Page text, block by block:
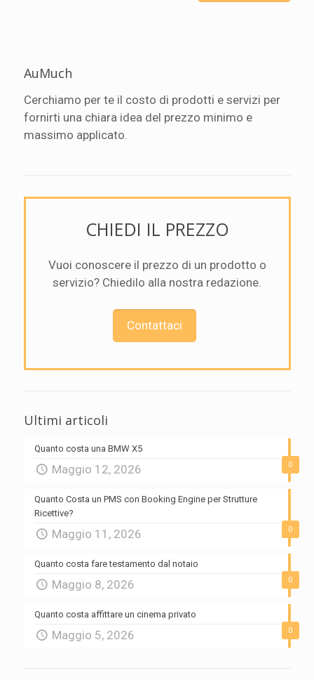
AuMuch
Cerchiamo per te il costo di prodotti e servizi per
fornirti una chiara idea del prezzo minimo e
massimo applicato.
CHIEDI IL PREZZO
Vuoi conoscere il prezzo di un prodotto o
servizio? Chiedilo alla nostra redazione.
Contattaci
Ultimi articoli
0
Quanto costa una BMW X5
Maggio 12, 2026
0
Quanto Costa un PMS con Booking Engine per Strutture
Ricettive?
Maggio 11, 2026
0
Quanto costa fare testamento dal notaio
Maggio 8, 2026
0
Quanto costa affittare un cinema privato
Maggio 5, 2026